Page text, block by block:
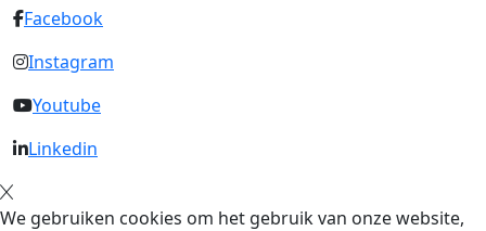
Facebook
Instagram
Youtube
Linkedin
We gebruiken cookies om het gebruik van onze website,